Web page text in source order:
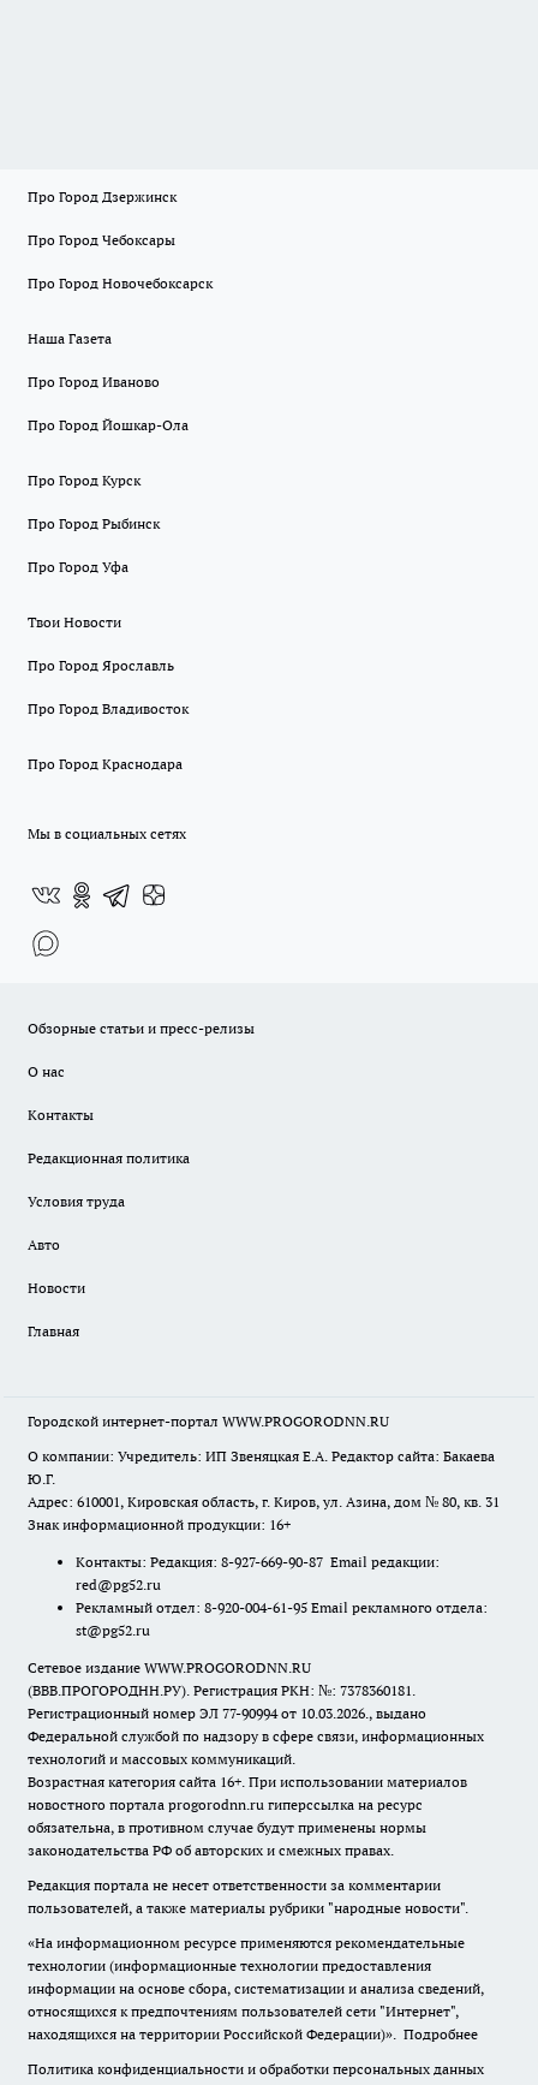
Про Город Дзержинск
Про Город Чебоксары
Про Город Новочебоксарск
Наша Газета
Про Город Иваново
Про Город Йошкар-Ола
Про Город Курск
Про Город Рыбинск
Про Город Уфа
Твои Новости
Про Город Ярославль
Про Город Владивосток
Про Город Краснодара
Мы в социальных сетях
Обзорные статьи и пресс-релизы
О нас
Контакты
Редакционная политика
Условия труда
Авто
Новости
Главная
Городской интернет-портал WWW.PROGORODNN.RU
О компании: Учредитель: ИП Звеняцкая Е.А. Редактор сайта: Бакаева
Ю.Г.
Адрес: 610001, Кировская область, г. Киров, ул. Азина, дом № 80, кв. 31
Знак информационной продукции: 16+
Контакты: Редакция: 8-927-669-90-87 Email редакции:
red@pg52.ru
Рекламный отдел: 8-920-004-61-95 Email рекламного отдела:
st@pg52.ru
Сетевое издание WWW.PROGORODNN.RU
(ВВВ.ПРОГОРОДНН.РУ). Регистрация РКН: №: 7378360181.
Регистрационный номер ЭЛ 77-90994 от 10.03.2026., выдано
Федеральной службой по надзору в сфере связи, информационных
технологий и массовых коммуникаций.
Возрастная категория сайта 16+. При использовании материалов
новостного портала progorodnn.ru гиперссылка на ресурс
обязательна, в противном случае будут применены нормы
законодательства РФ об авторских и смежных правах.
Редакция портала не несет ответственности за комментарии
пользователей, а также материалы рубрики "народные новости".
«На информационном ресурсе применяются рекомендательные
технологии (информационные технологии предоставления
информации на основе сбора, систематизации и анализа сведений,
относящихся к предпочтениям пользователей сети "Интернет",
находящихся на территории Российской Федерации)». Подробнее
Политика конфиденциальности и обработки персональных данных